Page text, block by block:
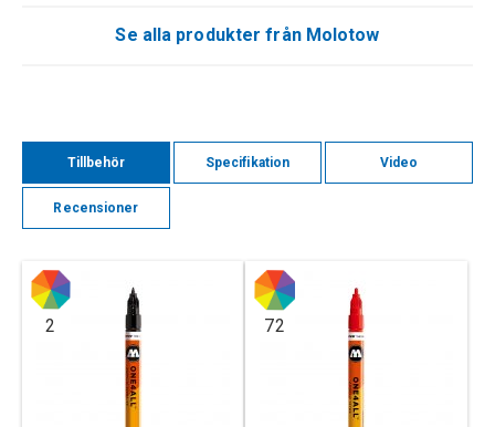
Se alla produkter från Molotow
Tillbehör Specifikation Video
Recensioner
2 72